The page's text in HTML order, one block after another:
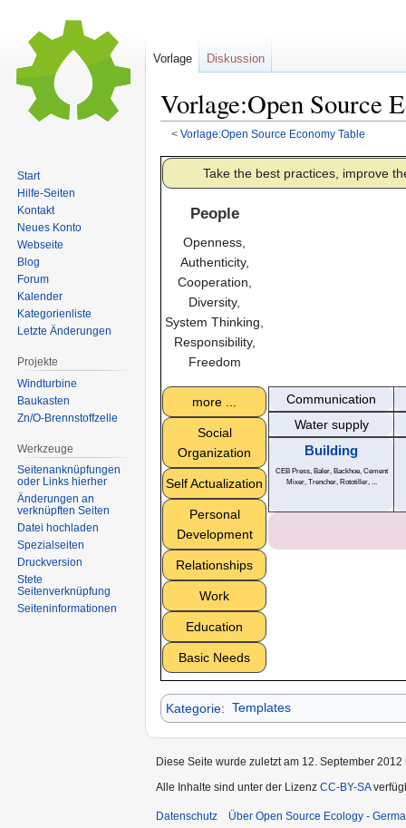
Vorlage:Open Source
< Vorlage:Open Source Economy Table
Zur
Navigation
springen
Zur
Suche
springen
Take the best practices, improve
People
Openness,
Authenticity,
Cooperation,
Diversity,
System Thinking,
Responsibility,
Freedom
more ...
Social
Organization
Self Actualization
Personal
Development
Relationships
Work
Education
Basic Needs
Communication
Water supply
Building
CEB Press, Baler, Backhoe, Cement
Mixer, Trencher, Rototiller, ...
Kategorie: Templates
Vorlage Diskussion
Start
Hilfe-Seiten
Kontakt
Neues Konto
Webseite
Blog
Forum
Kalender
Kategorienliste
Letzte Änderungen
Projekte
Windturbine
Baukasten
Zn/O-Brennstoffzelle
Werkzeuge
Seitenanknüpfungen
oder Links hierher
Änderungen an
verknüpften Seiten
Datei hochladen
Spezialseiten
Druckversion
Stete
Seitenverknüpfung
Seiten­informationen
Diese Seite wurde zuletzt am 12. September
Alle Inhalte sind unter der Lizenz CC-BY-SA
Datenschutz Über Open Source Ecology -